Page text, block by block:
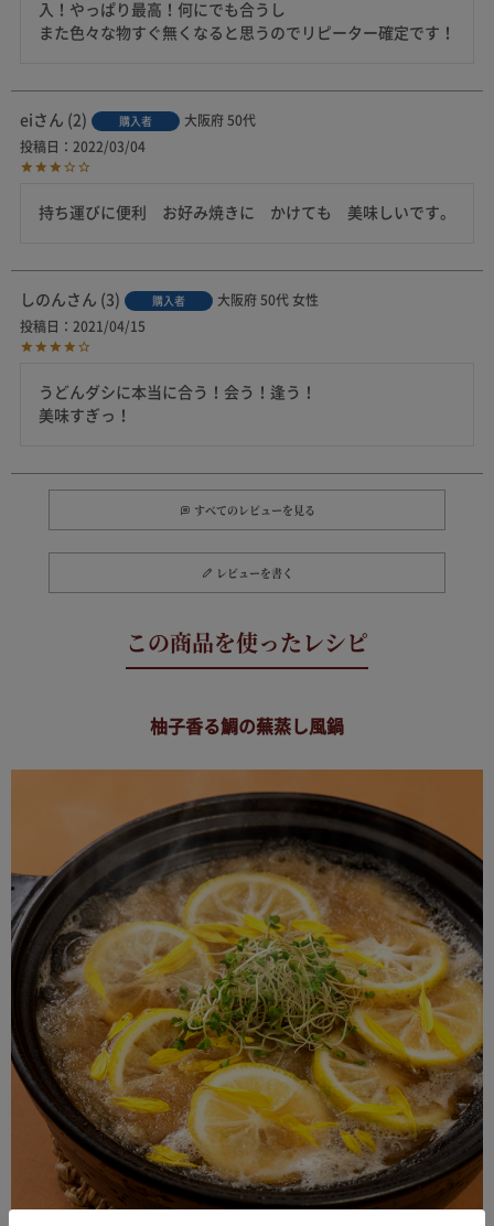
入！やっぱり最高！何にでも合うし
また色々な物すぐ無くなると思うのでリピーター確定です！
ei 2 購入者 大阪府 50代
投稿日
2022/03/04
持ち運びに便利　お好み焼きに　かけても　美味しいです。
しのん 3 購入者 大阪府 50代 女性
投稿日
2021/04/15
うどんダシに本当に合う！会う！逢う！
美味すぎっ！
すべてのレビューを見る
レビューを書く
柚子香る鯛の蕪蒸し風鍋